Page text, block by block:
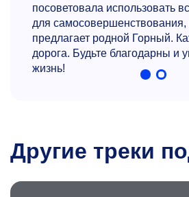
посоветовала использовать
для
предлагает родной Горный.
дорога. Будьте благодарны и
жизнь!
Другие треки